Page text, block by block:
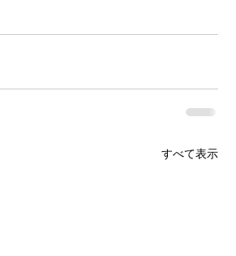
すべて表示